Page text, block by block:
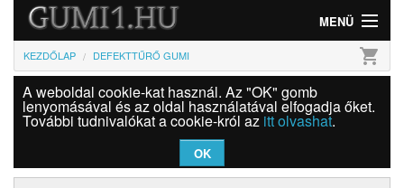
MENÜ
Gumi
Felni
KEZDŐLAP DEFEKTTŰRŐ GUMI shopping_cart
A weboldal cookie-kat használ. Az "OK" gomb
lenyomásával és az oldal használatával elfogadja őket.
További tudnivalókat a cookie-król az itt olvashat.
OK